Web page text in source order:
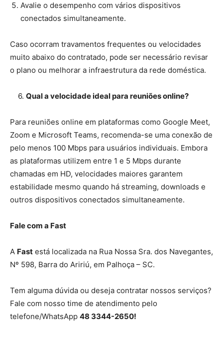
Avalie o desempenho com vários dispositivos
conectados simultaneamente.
Caso ocorram travamentos frequentes ou velocidades
muito abaixo do contratado, pode ser necessário revisar
o plano ou melhorar a infraestrutura da rede doméstica.
6. Qual a velocidade ideal para reuniões online?
Para reuniões online em plataformas como Google Meet,
Zoom e Microsoft Teams, recomenda-se uma conexão de
pelo menos 100 Mbps para usuários individuais. Embora
as plataformas utilizem entre 1 e 5 Mbps durante
chamadas em HD, velocidades maiores garantem
estabilidade mesmo quando há streaming, downloads e
outros dispositivos conectados simultaneamente.
Fale com a Fast
A Fast está localizada na Rua Nossa Sra. dos Navegantes,
Nº 598, Barra do Aririú, em Palhoça – SC.
Tem alguma dúvida ou deseja contratar nossos serviços?
Fale com nosso time de atendimento pelo
telefone/WhatsApp 48 3344-2650!